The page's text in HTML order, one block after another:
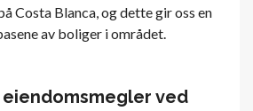
Costa Blanca, og dette gir oss en
av boliger i området.
eiendomsmegler ved